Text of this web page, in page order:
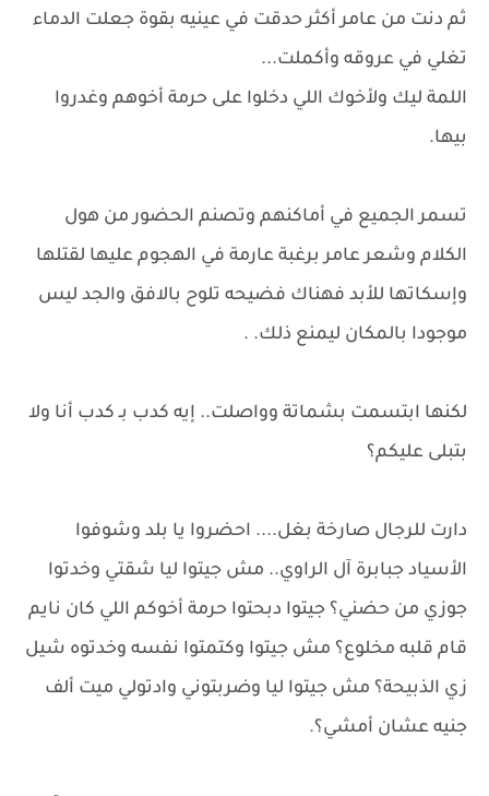
ثم دنت من عامر أكثر حدقت في عينيه بقوة جعلت الدماء
تغلي في عروقه وأكملت...
اللمة ليك ولأخوك اللي دخلوا على حرمة أخوهم وغدروا
بيها.
تسمر الجميع في أماكنهم وتصنم الحضور من هول
الكلام وشعر عامر برغبة عارمة في الهجوم عليها لقتلها
وإسكاتها للأبد فهناك فضيحه تلوح بالافق والجد ليس
موجودا بالمكان ليمنع ذلك. .
لكنها ابتسمت بشماتة وواصلت.. إيه كدب بـ كدب أنا ولا
بتبلى عليكم؟
دارت للرجال صارخة بغل.... احضروا يا بلد وشوفوا
الأسياد جبابرة آل الراوي.. مش جيتوا ليا شقتي وخدتوا
جوزي من حضني؟ جيتوا دبحتوا حرمة أخوكم اللي كان نايم
قام قلبه مخلوع؟ مش جيتوا وكتمتوا نفسه وخدتوه شيل
زي الذبيحة؟ مش جيتوا ليا وضربتوني وادتولي ميت ألف
جنيه عشان أمشي؟.